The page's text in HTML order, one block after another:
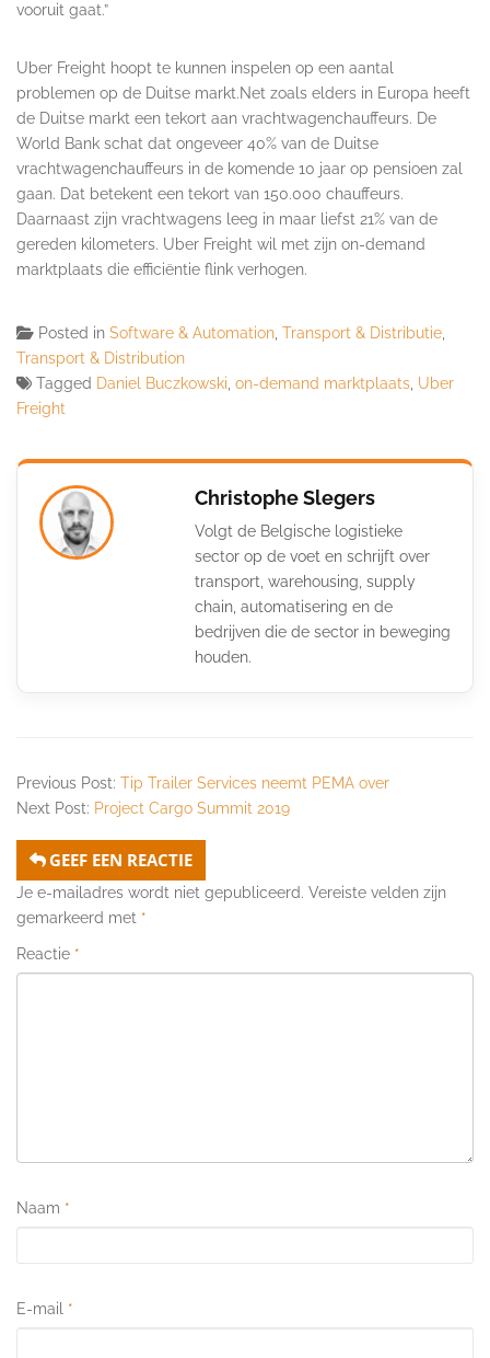
vooruit gaat.”
Uber Freight hoopt te kunnen inspelen op een aantal
problemen op de Duitse markt.Net zoals elders in Europa heeft
de Duitse markt een tekort aan vrachtwagenchauffeurs. De
World Bank schat dat ongeveer 40% van de Duitse
vrachtwagenchauffeurs in de komende 10 jaar op pensioen zal
gaan. Dat betekent een tekort van 150.000 chauffeurs.
Daarnaast zijn vrachtwagens leeg in maar liefst 21% van de
gereden kilometers. Uber Freight wil met zijn on-demand
marktplaats die efficiëntie flink verhogen.
Posted in Software & Automation Transport & Distributie
Transport & Distribution
Tagged Daniel Buczkowski on-demand marktplaats Uber
Freight
Christophe Slegers
Volgt de Belgische logistieke
sector op de voet en schrijft over
transport, warehousing, supply
chain, automatisering en de
bedrijven die de sector in beweging
houden.
Previous Post: Tip Trailer Services neemt PEMA over
Next Post: Project Cargo Summit 2019
GEEF EEN REACTIE
Je e-mailadres wordt niet gepubliceerd. Vereiste velden zijn
gemarkeerd met *
Reactie *
Naam *
E-mail *